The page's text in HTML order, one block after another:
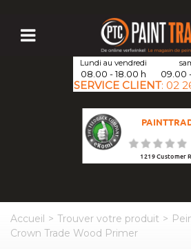
Lundi au vendredi
08.00 - 18.00 h 09.00
SERVICE CLIENT: 02
1219Customer
Accueil > Trouver votre produit >
Crown Trade Wood Primer